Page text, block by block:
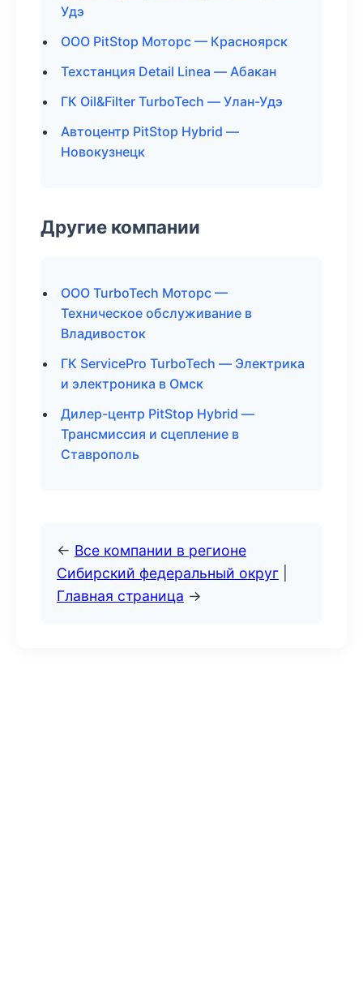
Удэ
ООО PitStop Моторс — Красноярск
Техстанция Detail Linea — Абакан
ГК Oil&Filter TurboTech — Улан-Удэ
Автоцентр PitStop Hybrid —
Новокузнецк
Другие компании
ООО TurboTech Моторс —
Техническое обслуживание в
Владивосток
ГК ServicePro TurboTech — Электрика
и электроника в Омск
Дилер-центр PitStop Hybrid —
Трансмиссия и сцепление в
Ставрополь
← Все компании в регионе
Сибирский федеральный округ
Главная страница →